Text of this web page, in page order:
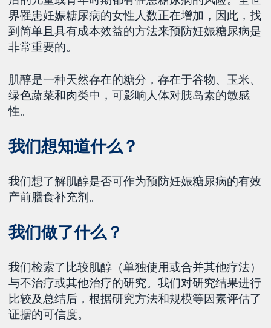
界罹患妊娠糖尿病的女性人数正在增加，因此，找
到简单且具有成本效益的方法来预防妊娠糖尿病是
非常重要的。
肌醇是一种天然存在的糖分，存在于谷物、玉米、
绿色蔬菜和肉类中，可影响人体对胰岛素的敏感
性。
我们想知道什么？
我们想了解肌醇是否可作为预防妊娠糖尿病的有效
产前膳食补充剂。
我们做了什么？
我们检索了比较肌醇（单独使用或合并其他疗法）
与不治疗或其他治疗的研究。我们对研究结果进行
比较及总结后，根据研究方法和规模等因素评估了
证据的可信度。